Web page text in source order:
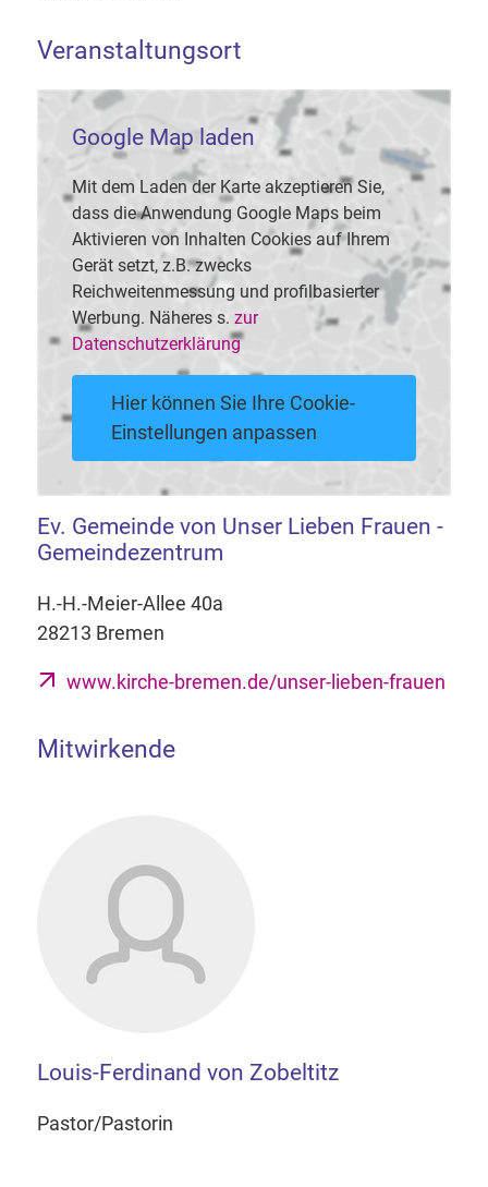
Veranstaltungsort
Google Map laden
Mit dem Laden der Karte akzeptieren Sie,
dass die Anwendung Google Maps beim
Aktivieren von Inhalten Cookies auf Ihrem
Gerät setzt, z.B. zwecks
Reichweitenmessung und profilbasierter
Werbung. Näheres s. zur
Datenschutzerklärung
Hier können Sie Ihre Cookie-
Einstellungen anpassen
Ev. Gemeinde von Unser Lieben Frauen -
Gemeindezentrum
H.-H.-Meier-Allee 40a
28213 Bremen
www.kirche-bremen.de/unser-lieben-frauen
Mitwirkende
Louis-Ferdinand von Zobeltitz
Pastor/Pastorin